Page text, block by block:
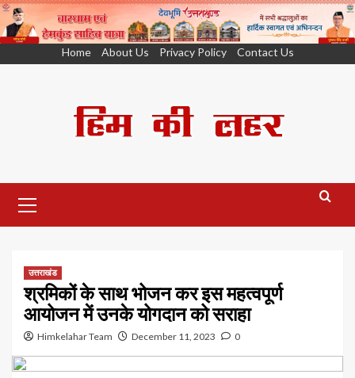
Home About Us Privacy Policy Contact Us
Menu
उत्तराखंड
श्रमिकों के साथ भोजन कर इस महत्वपूर्ण
आयोजन में उनके योगदान को सराहा
Himkelahar Team December 11, 2023 0